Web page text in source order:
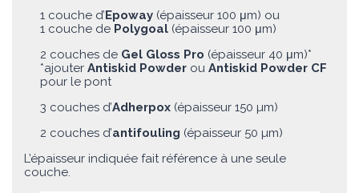
1 couche d’Epoway (épaisseur 100 μm) ou
1 couche de Polygoal (épaisseur 100 μm)
2 couches de Gel Gloss Pro (épaisseur 40 μm)*
*ajouter Antiskid Powder ou Antiskid Powder CF
pour le pont
3 couches d’Adherpox (épaisseur 150 µm)
2 couches d’antifouling (épaisseur 50 µm)
L’épaisseur indiquée fait référence à une seule
couche.